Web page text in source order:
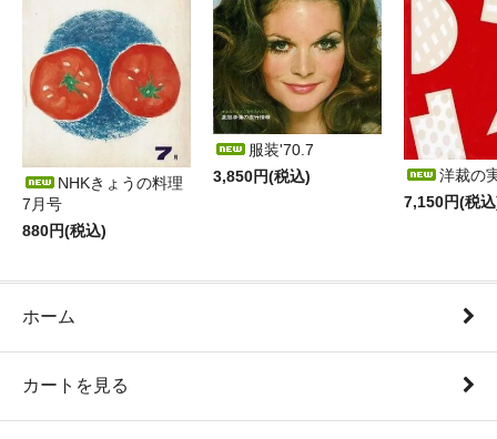
NHKきょうの料理
7月号
880円(税込)
服装'70.7
3,850円(税込)
洋裁の
7,150円(税
ホーム
カートを見る